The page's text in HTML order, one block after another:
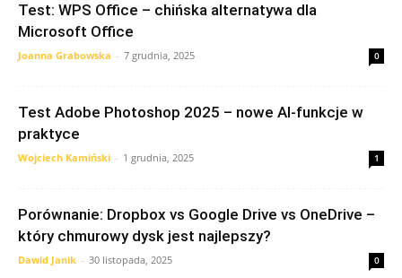
Test: WPS Office – chińska alternatywa dla
Microsoft Office
Joanna Grabowska - 7 grudnia, 2025 0
Test Adobe Photoshop 2025 – nowe AI-funkcje w
praktyce
Wojciech Kamiński - 1 grudnia, 2025 1
Porównanie: Dropbox vs Google Drive vs OneDrive –
który chmurowy dysk jest najlepszy?
Dawid Janik - 30 listopada, 2025 0